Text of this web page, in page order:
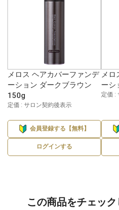
メロス ヘアカバーファンデ
ーション ダークブラウン
150g
定価 : サロン契約後表示
会員登録する【無料】
ログインする
メ
ーシ
定価 :
この商品をチェッ